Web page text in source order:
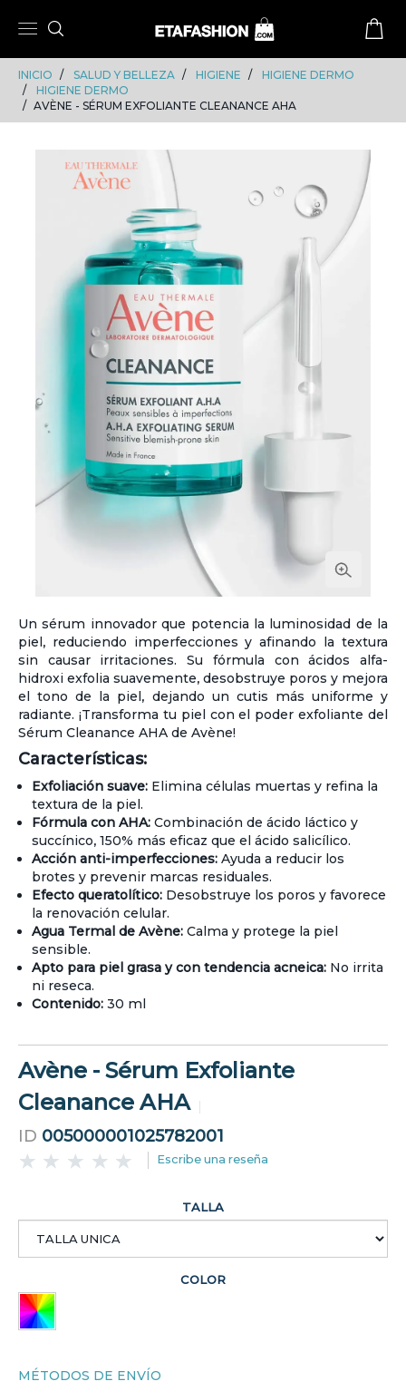
INICIO SALUD Y BELLEZA HIGIENE
HIGIENE DERMO
HIGIENE DERMO
AVÈNE - SÉRUM EXFOLIANTE CLEANANCE AHA
Un sérum innovador que potencia la luminosidad de la
piel, reduciendo imperfecciones y afinando la textura
sin causar irritaciones. Su fórmula con ácidos alfa-
hidroxi exfolia suavemente, desobstruye poros y mejora
el tono de la piel, dejando un cutis más uniforme y
radiante. ¡Transforma tu piel con el poder exfoliante del
Sérum Cleanance AHA de Avène!
Características:
Exfoliación suave: Elimina células muertas y refina la
textura de la piel.
Fórmula con AHA: Combinación de ácido láctico y
succínico, 150% más eficaz que el ácido salicílico.
Acción anti-imperfecciones: Ayuda a reducir los
brotes y prevenir marcas residuales.
Efecto queratolítico: Desobstruye los poros y favorece
la renovación celular.
Agua Termal de Avène: Calma y protege la piel
sensible.
Apto para piel grasa y con tendencia acneica: No irrita
ni reseca.
Contenido: 30 ml
Avène - Sérum Exfoliante
Cleanance AHA
ID 005000001025782001
Escribe una reseña
TALLA
COLOR
MÉTODOS DE ENVÍO